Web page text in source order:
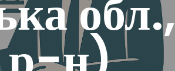
обл.,